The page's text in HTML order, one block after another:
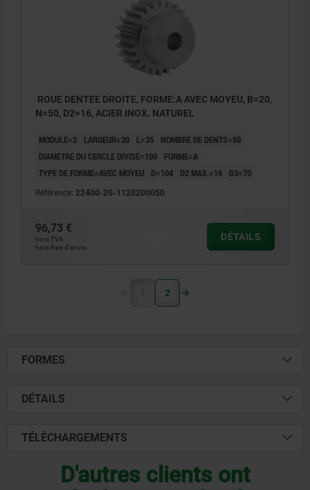
ROUE DENTEE DROITE, FORME:A AVEC MOYEU, B=20,
N=50, D2=16, ACIER INOX. NATUREL
MODULE=2 LARGEUR=20 L=35
NOMBRE DE DENTS=50
DIAMÈTRE DU CERCLE DIVISÉ=100
FORME=A
TYPE DE FORME=AVEC MOYEU
D=104 D2 MAX.=16 D3=70
Référence: 22400-20-1120200050
96,73 €
hors TVA
hors frais d’envoi
DÉTAILS
1 2
FORMES
DÉTAILS
TÉLÉCHARGEMENTS
D'autres clients ont